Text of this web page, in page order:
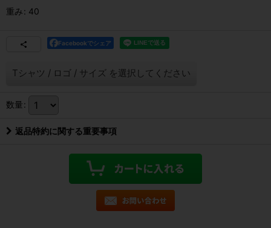
重み: 40
Facebookでシェア
Tシャツ / ロゴ / サイズ を選択してください
数量:
返品特約に関する重要事項